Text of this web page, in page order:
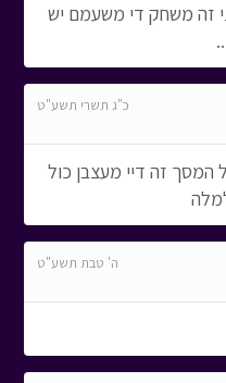
זה משחק די משעמם יש
כ"ג תשרי תשע"ט
המסך זה דיי מעצבן כול
ה' טבת תשע"ט